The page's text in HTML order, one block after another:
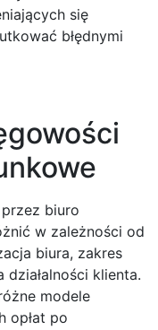
się
błędnymi
biuro
w zależności od
biura, zakres
klienta.
modele
opłat po